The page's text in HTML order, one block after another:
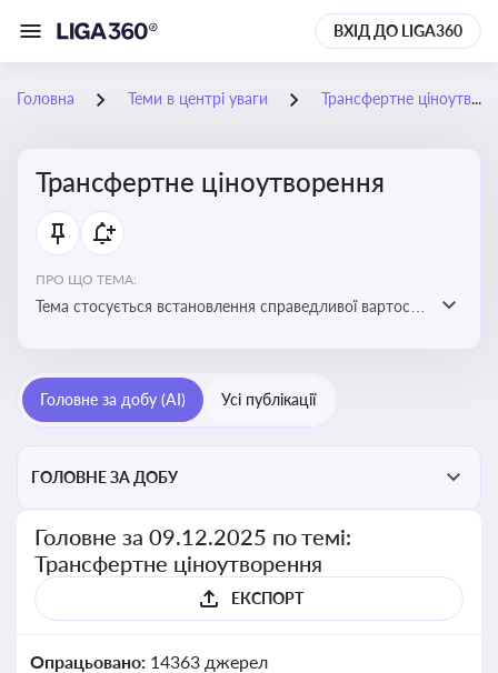
ВХІД ДО LIGA360
Головна Теми в центрі уваги Трансфертне ціноутворення
Трансфертне ціноутворення
ПРО ЩО ТЕМА:
Тема стосується встановлення справедливої вартості
Головне за добу (AI) Усі публікації
ГОЛОВНЕ ЗА ДОБУ
Головне за 09.12.2025 по темі:
Трансфертне ціноутворення
ЕКСПОРТ
Опрацьовано: 14363 джерел